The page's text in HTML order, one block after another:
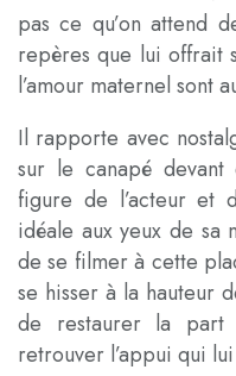
pas ce qu’on attend
repères que lui offrait
l’amour maternel sont
Il rapporte avec
sur le canapé devant
figure de l’acteur et
idéale aux yeux de sa
de se filmer à cette
se hisser à la hauteur
de restaurer la part
retrouver l’appui qui